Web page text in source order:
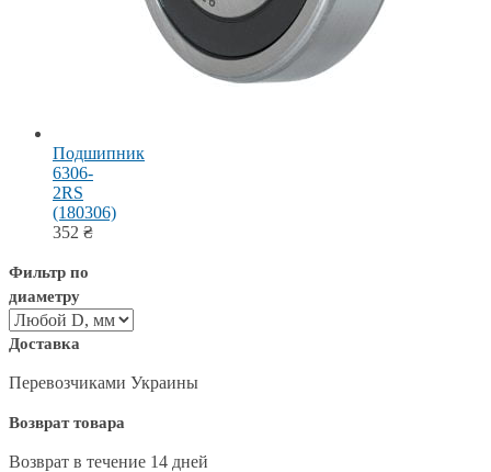
Подшипник
6306-
2RS
(180306)
352 ₴
Фильтр по
диаметру
Доставка
Перевозчиками Украины
Возврат товара
Возврат в течение 14 дней